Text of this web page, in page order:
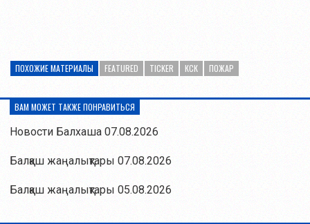
ПОХОЖИЕ МАТЕРИАЛЫ FEATURED TICKER КСК ПОЖАР
ВАМ МОЖЕТ ТАКЖЕ ПОНРАВИТЬСЯ
Новости Балхаша 07.08.2026
Балқаш жаңалықтары 07.08.2026
Балқаш жаңалықтары 05.08.2026